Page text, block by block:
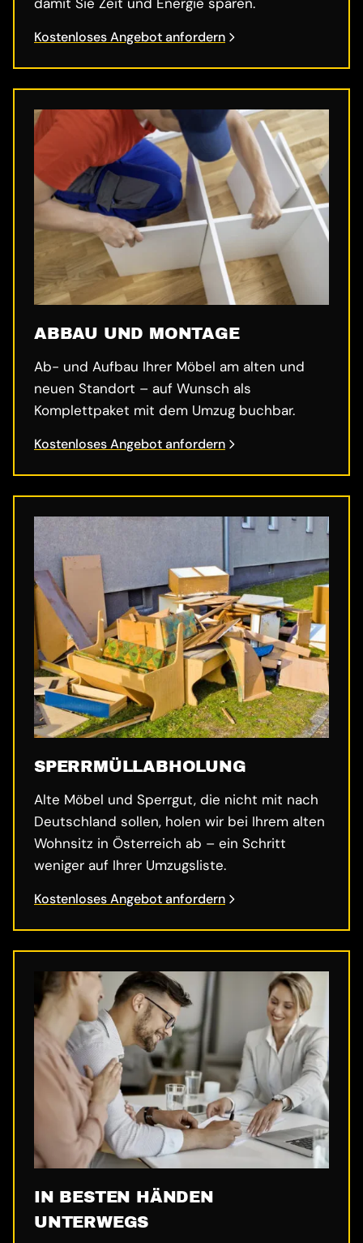
Kostenloses Angebot anfordern
ABBAU UND MONTAGE
Ab- und Aufbau Ihrer Möbel am alten und
neuen Standort – auf Wunsch als
Komplettpaket mit dem Umzug buchbar.
Kostenloses Angebot anfordern
SPERRMÜLL­ABHOLUNG
Alte Möbel und Sperrgut, die nicht mit nach
Deutschland sollen, holen wir bei Ihrem alten
Wohnsitz in Österreich ab – ein Schritt
weniger auf Ihrer Umzugsliste.
Kostenloses Angebot anfordern
IN BESTEN HÄNDEN
UNTERWEGS